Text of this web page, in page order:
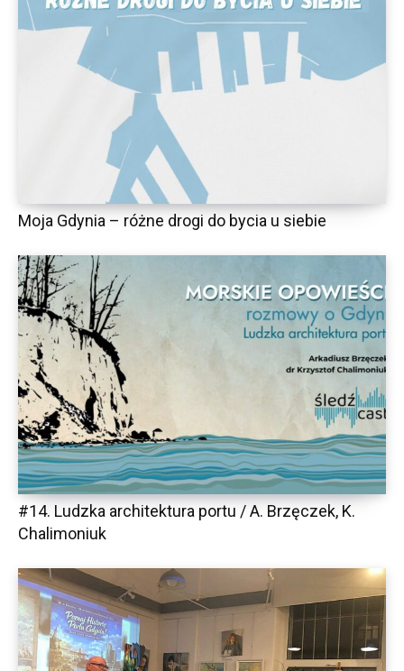
Moja Gdynia – różne drogi do bycia u siebie
#14. Ludzka architektura portu / A. Brzęczek, K.
Chalimoniuk